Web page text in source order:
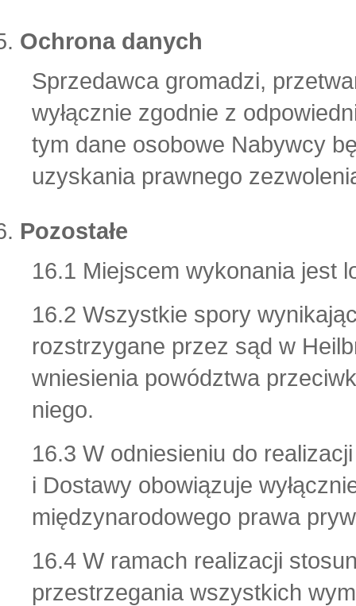
Ochrona danych
Sprzedawca gromadzi,
wyłącznie zgodnie z
tym dane osobowe Nabywcy
uzyskania prawnego
Pozostałe
16.1 Miejscem wykonania jest
16.2 Wszystkie spory
rozstrzygane przez sąd w
wniesienia powództwa
niego.
16.3 W odniesieniu do
i Dostawy obowiązuje
międzynarodowego prawa
16.4 W ramach realizacji
przestrzegania wszystkich